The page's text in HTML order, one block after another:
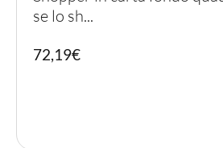
se lo sh...
72,19€